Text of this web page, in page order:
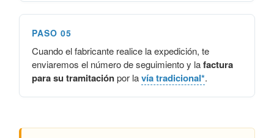
PASO 05
Cuando el fabricante realice la expedición, te
enviaremos el número de seguimiento y lafactura
para su tramitaciónpor lavía tradicional*.